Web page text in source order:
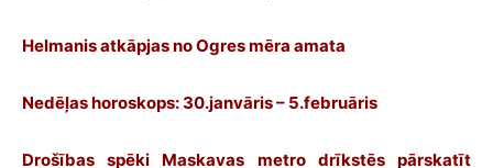
Helmanis atkāpjas no Ogres mēra amata
Nedēļas horoskops: 30.janvāris – 5.februāris
Drošības spēki Maskavas metro drīkstēs pārskatīt